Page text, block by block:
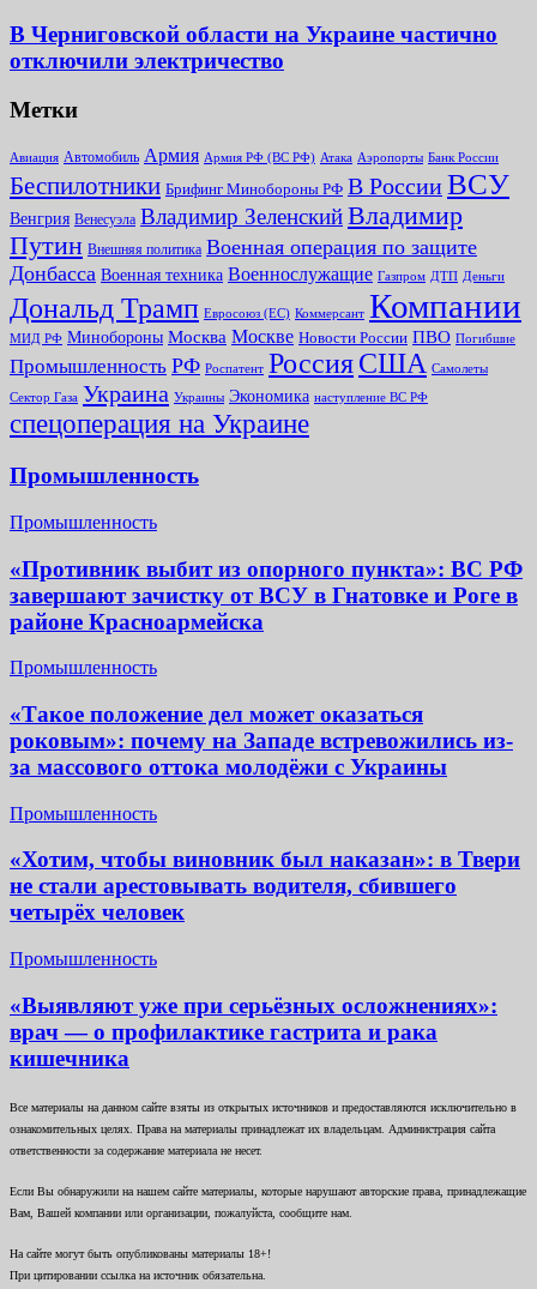
В Черниговской области на Украине частично
отключили электричество
Метки
Авиация Автомобиль Армия Армия РФ (ВС РФ) Атака Аэропорты Банк России
Беспилотники Брифинг Минобороны РФ В России ВСУ
Венгрия Венесуэла Владимир ЗеленскийВладимир
Путин Внешняя политика Военная операция по защите
Донбасса Военная техника Военнослужащие Газпром ДТП Деньги
Дональд Трамп Евросоюз (ЕС) Коммерсант Компании
МИД РФ Минобороны Москва Москве Новости России ПВО Погибшие
Промышленность РФ Роспатент РоссияСША Самолеты
Сектор Газа Украина Украины Экономика наступление ВС РФ
спецоперация на Украине
Промышленность
Промышленность
«Противник выбит из опорного пункта»: ВС РФ
завершают зачистку от ВСУ в Гнатовке и Роге в
районе Красноармейска
Промышленность
«Такое положение дел может оказаться
роковым»: почему на Западе встревожились из-
за массового оттока молодёжи с Украины
Промышленность
«Хотим, чтобы виновник был наказан»: в Твери
не стали арестовывать водителя, сбившего
четырёх человек
Промышленность
«Выявляют уже при серьёзных осложнениях»:
врач — о профилактике гастрита и рака
кишечника
Все материалы на данном сайте взяты из открытых источников и предоставляются исключительно в
ознакомительных целях. Права на материалы принадлежат их владельцам. Администрация сайта
ответственности за содержание материала не несет.
Если Вы обнаружили на нашем сайте материалы, которые нарушают авторские права, принадлежащие
Вам, Вашей компании или организации, пожалуйста, сообщите нам.
На сайте могут быть опубликованы материалы 18+!
При цитировании ссылка на источник обязательна.